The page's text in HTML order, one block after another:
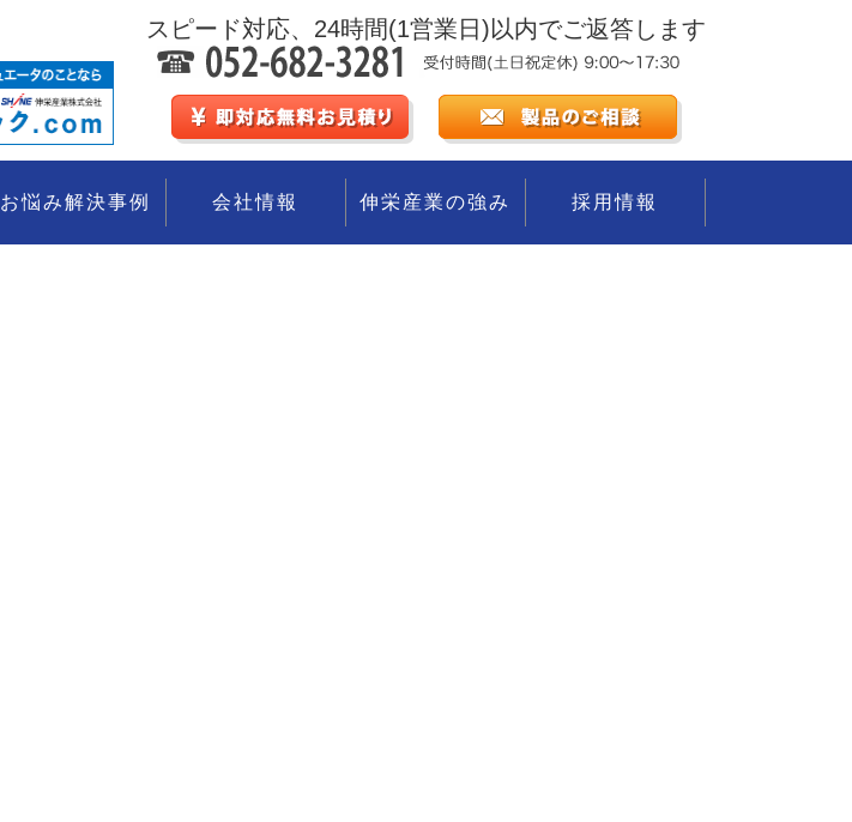
スピード対応、24時間(1営業日)以内でご返答します
お悩み解決事例 会社情報 伸栄産業の強み 採用情報